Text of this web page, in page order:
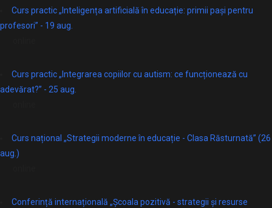
Curs practic „Inteligența artificială în educație: primii pași pentru
profesori” - 19 aug.
Curs practic „Integrarea copiilor cu autism: ce funcționează cu
adevărat?” - 25 aug.
Curs național „Strategii moderne în educație - Clasa Răsturnată” (26
aug.)
Conferință internațională „Școala pozitivă - strategii și resurse